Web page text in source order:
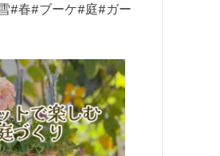
#春#ブーケ#庭#ガー